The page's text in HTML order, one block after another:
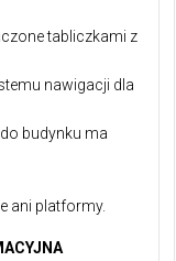
tabliczkami z
nawigacji dla
budynku ma
ani platformy.